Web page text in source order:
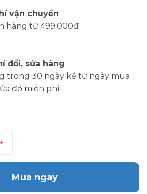
vận chuyển
hàng từ 499.000đ
đổi, sửa hàng
trong 30 ngày kể từ ngày mua
đồ miễn phí
+
Mua ngay